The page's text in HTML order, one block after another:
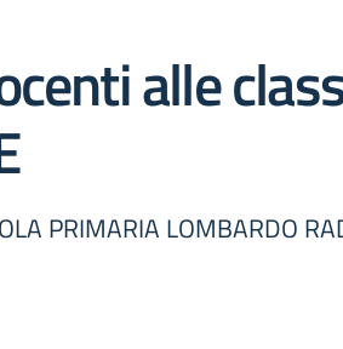
alle
PRIMARIA LOMBARDO